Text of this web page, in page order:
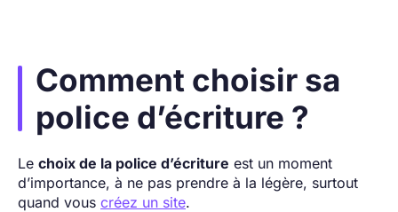
Comment choisir sa
police d’écriture ?
Le choix de la police d’écriture est un moment
d’importance, à ne pas prendre à la légère, surtout
quand vous créez un site.